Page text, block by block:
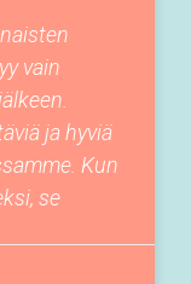
vain
ja hyviä
Kun
se